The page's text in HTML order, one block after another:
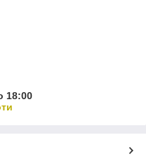
18:00